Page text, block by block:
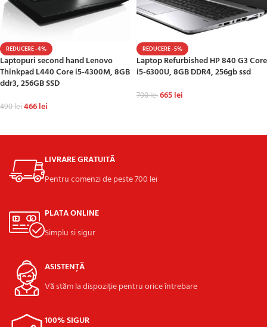
REDUCERE -4%
Laptopuri second hand Lenovo
Thinkpad L440 Core i5-4300M, 8GB
ddr3, 256GB SSD
490lei466lei
REDUCERE -5%
Laptop Refurbished HP 840 G3 Core
i5-6300U, 8GB DDR4, 256gb ssd
700lei665lei
LIVRARE GRATUITĂ
Pentru comenzi de peste 700 lei
PLATA ONLINE
Simplu si sigur
ASISTENȚĂ
Vă stăm la dispoziție pentru orice întrebare
100% SIGUR